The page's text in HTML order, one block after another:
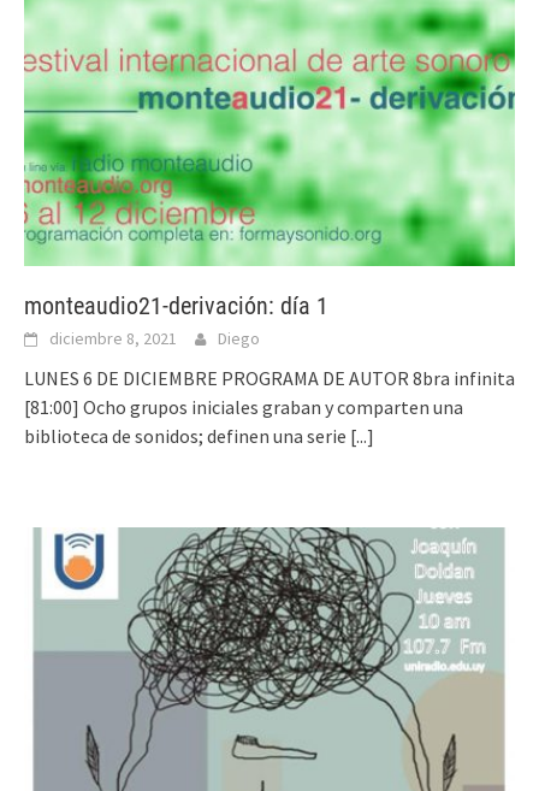
monteaudio21-derivación: día 1
diciembre 8, 2021 Diego
LUNES 6 DE DICIEMBRE PROGRAMA DE AUTOR 8bra infinita
[81:00] Ocho grupos iniciales graban y comparten una
biblioteca de sonidos; definen una serie [...]